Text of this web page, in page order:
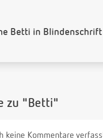
als Barcode
zu "Betti"
keine Kommentare